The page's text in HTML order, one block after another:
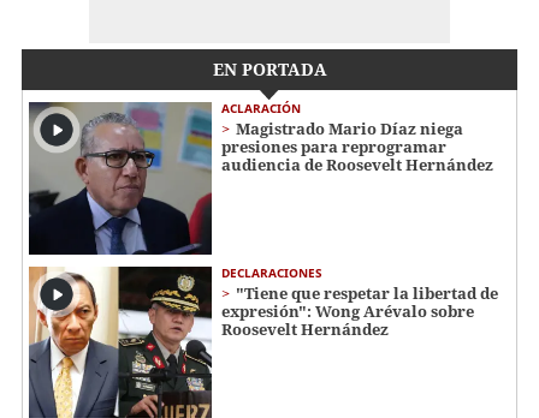
EN PORTADA
ACLARACIÓN
Magistrado Mario Díaz niega
presiones para reprogramar
audiencia de Roosevelt Hernández
DECLARACIONES
"Tiene que respetar la libertad de
expresión": Wong Arévalo sobre
Roosevelt Hernández